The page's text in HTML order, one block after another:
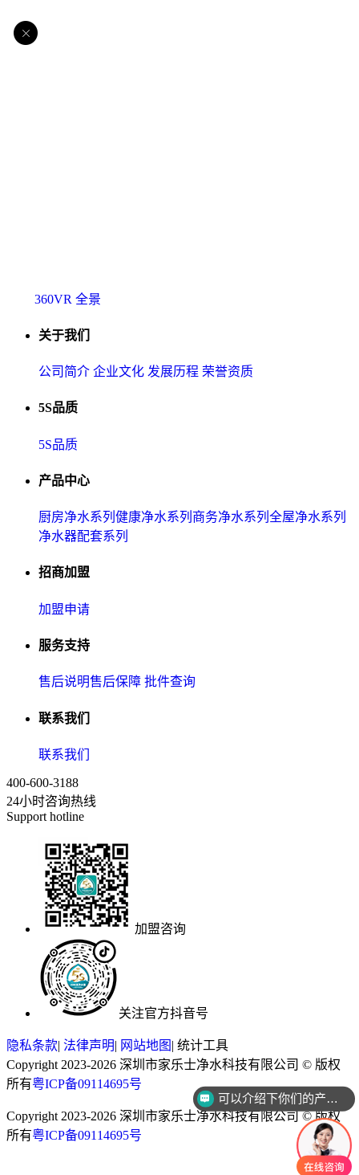
360VR 全景
关于我们
公司简介 企业文化 发展历程 荣誉资质
5S品质
5S品质
产品中心
厨房净水系列 健康净水系列 商务净水系列 全屋净水系列
净水器配套系列
招商加盟
加盟申请
服务支持
售后说明售后保障 批件查询
联系我们
联系我们
400-600-3188
24小时咨询热线
Support hotline
加盟咨询
关注官方抖音号
隐私条款| 法律声明| 网站地图 | 统计工具
Copyright 2023-2026 深圳市家乐士净水科技有限公司 © 版权
所有粤ICP备09114695号
Copyright 2023-2026 深圳市家乐士净水科技有限公司 © 版权
所有粤ICP备09114695号
可以介绍下你们的产品么？
你们是怎么收费的呢？